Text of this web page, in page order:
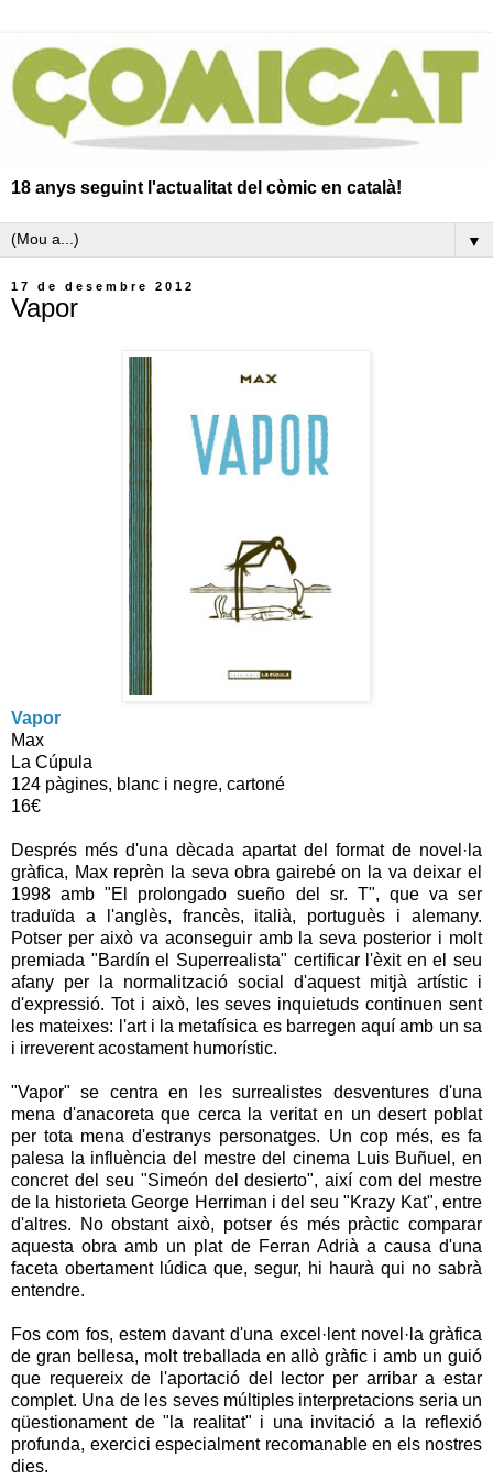
18 anys seguint l'actualitat del còmic en català!
▼
17 de desembre 2012
Vapor
Vapor
Max
La Cúpula
124 pàgines, blanc i negre, cartoné
16€
Després més d'una dècada apartat del format de novel·la
gràfica, Max reprèn la seva obra gairebé on la va deixar el
1998 amb "El prolongado sueño del sr. T", que va ser
traduïda a l'anglès, francès, italià, portuguès i alemany.
Potser per això va aconseguir amb la seva posterior i molt
premiada "Bardín el Superrealista" certificar l'èxit en el seu
afany per la normalització social d'aquest mitjà artístic i
d'expressió. Tot i això, les seves inquietuds continuen sent
les mateixes: l'art i la metafísica es barregen aquí amb un sa
i irreverent acostament humorístic.
"Vapor" se centra en les surrealistes desventures d'una
mena d'anacoreta que cerca la veritat en un desert poblat
per tota mena d'estranys personatges. Un cop més, es fa
palesa la influència del mestre del cinema Luis Buñuel, en
concret del seu "Simeón del desierto", així com del mestre
de la historieta George Herriman i del seu "Krazy Kat", entre
d'altres. No obstant això, potser és més pràctic comparar
aquesta obra amb un plat de Ferran Adrià a causa d'una
faceta obertament lúdica que, segur, hi haurà qui no sabrà
entendre.
Fos com fos, estem davant d'una excel·lent novel·la gràfica
de gran bellesa, molt treballada en allò gràfic i amb un guió
que requereix de l'aportació del lector per arribar a estar
complet. Una de les seves múltiples interpretacions seria un
qüestionament de "la realitat" i una invitació a la reflexió
profunda, exercici especialment recomanable en els nostres
dies.